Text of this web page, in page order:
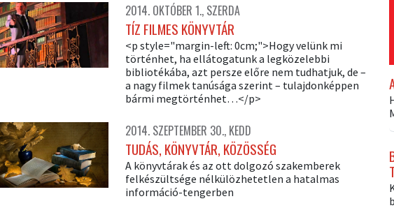
2014. OKTÓBER 1., SZERDA
TÍZ FILMES KÖNYVTÁR
<p style="margin-left: 0cm;">Hogy velünk mi
történhet, ha ellátogatunk a legközelebbi
bibliotékába, azt persze előre nem tudhatjuk, de –
a nagy filmek tanúsága szerint – tulajdonképpen
bármi megtörténhet…</p>
2014. SZEPTEMBER 30., KEDD
TUDÁS, KÖNYVTÁR, KÖZÖSSÉG
A könyvtárak és az ott dolgozó szakemberek
felkészültsége nélkülözhetetlen a hatalmas
információ-tengerben